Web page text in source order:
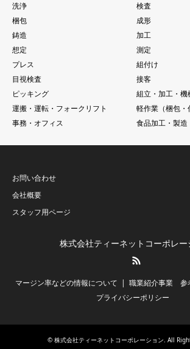
洗浄
検査
梱包
成形
鋳造
加工
想定
測定
プレス
組付け
目視検査
接客
ピッキング
組立・加工・機
運搬・運転・フォークリフト
軽作業（梱包・
事務・オフィス
食品加工・製造
お問い合わせ
会社概要
スタッフ用ページ
株式会社ティーネットコーポレー
マージン率などの情報について
職業紹介事業 参
プライバシーポリシー
© 株式会社ティーネットコーポレーション. All